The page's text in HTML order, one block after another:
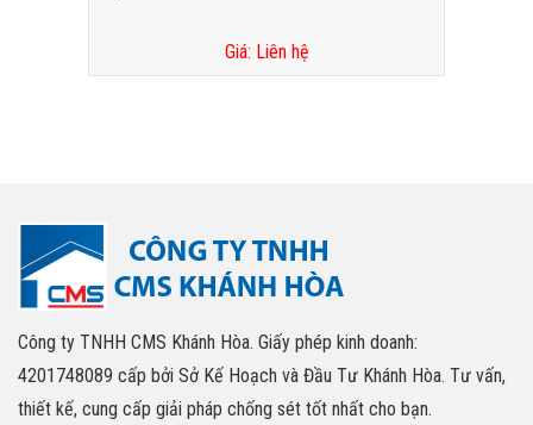
Giá: Liên hệ
Công ty TNHH CMS Khánh Hòa. Giấy phép kinh doanh:
4201748089 cấp bởi Sở Kế Hoạch và Đầu Tư Khánh Hòa. Tư vấn,
thiết kế, cung cấp giải pháp chống sét tốt nhất cho bạn.